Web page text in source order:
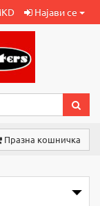
Најави се
Празна кошничка